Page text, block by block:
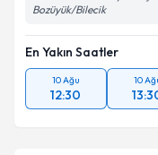
Bozüyük/Bilecik
En Yakın Saatler
10 Ağu
12:30
10